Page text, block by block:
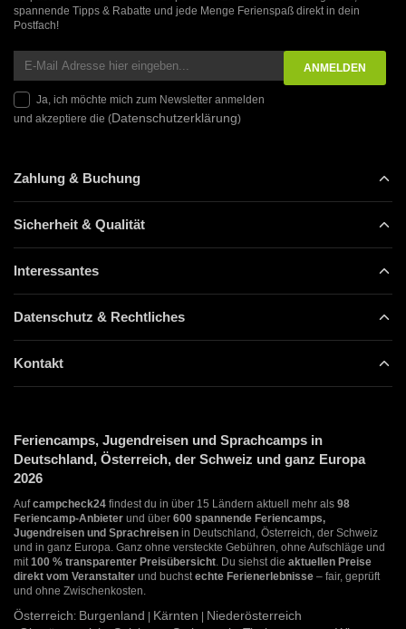
spannende Tipps & Rabatte und jede Menge Ferienspaß direkt in dein
Postfach!
Ja, ich möchte mich zum Newsletter anmelden
und akzeptiere die (Datenschutzerklärung)
Zahlung & Buchung
Sicherheit & Qualität
Interessantes
Datenschutz & Rechtliches
Kontakt
Feriencamps, Jugendreisen und Sprachcamps in
Deutschland, Österreich, der Schweiz und ganz Europa
2026
Aufcampcheck24 findest du in über 15 Ländern aktuell mehr als 98
Feriencamp-Anbieter und über 600 spannende Feriencamps,
Jugendreisen und Sprachreisen in Deutschland, Österreich, der Schweiz
und in ganz Europa. Ganz ohne versteckte Gebühren, ohne Aufschläge und
mit100 % transparenter Preisübersicht. Du siehst die aktuellen Preise
direkt vom Veranstalter und buchstechte Ferienerlebnisse – fair, geprüft
und ohne Zwischenkosten.
Österreich: Burgenland Kärnten Niederösterreich